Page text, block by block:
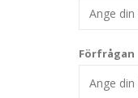
Förfrågan